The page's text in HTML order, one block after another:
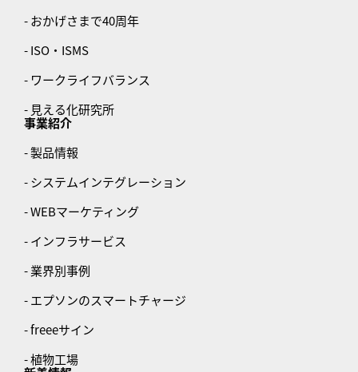
- おかげさまで40周年
- ISO・ISMS
- ワークライフバランス
- 見える化研究所
事業紹介
- 製品情報
- システムインテグレーション
- WEBマーケティング
- インフラサービス
- 業界別事例
- エプソンのスマートチャージ
- freeeサイン
- 植物工場